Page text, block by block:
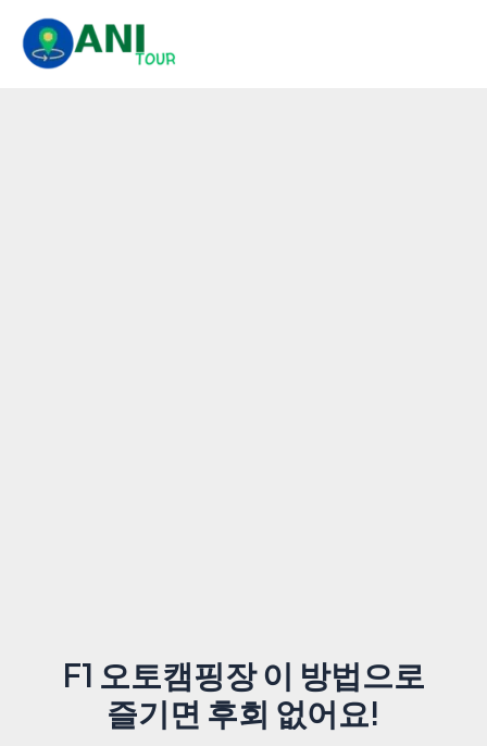
F1 오토캠핑장 이 방법으로
즐기면 후회 없어요!